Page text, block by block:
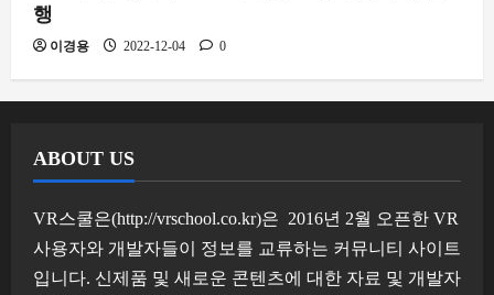
행
이경용 2022-12-04 0
ABOUT US
VR스쿨은(http://vrschool.co.kr)은 2016년 2월 오픈한 VR
사용자와 개발자들이 정보를 교류하는 커뮤니티 사이트
입니다. 신제품 및 새로운 콘텐츠에 대한 자료 및 개발자